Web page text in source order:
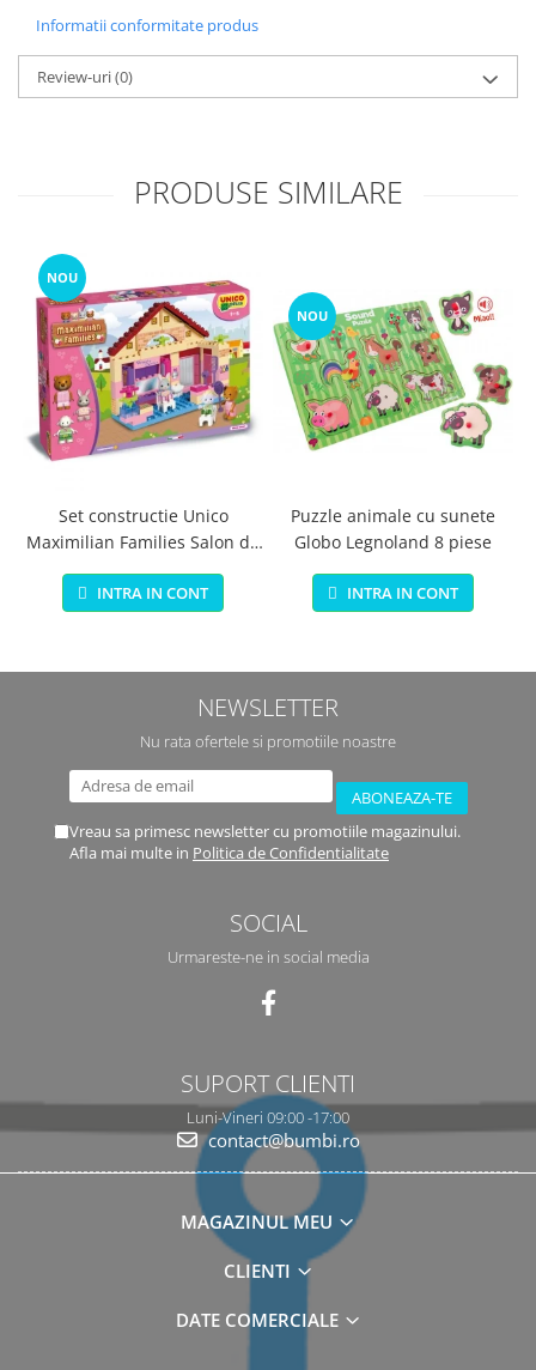
Informatii conformitate produs
Review-uri(0)
PRODUSE SIMILARE
NOU
Set constructie Unico
Maximilian Families Salon de
infrumusetare 80 piese
INTRA IN CONT
NOU
Puzzle animale cu sunete
Globo Legnoland 8 piese
INTRA IN CONT
NEWSLETTER
Nu rata ofertele si promotiile noastre
Vreau sa primesc newsletter cu promotiile magazinului.
Afla mai multe in Politica de Confidentialitate
SOCIAL
Urmareste-ne in social media
SUPORT CLIENTI
Luni-Vineri 09:00 -17:00
contact@bumbi.ro
MAGAZINUL MEU
CLIENTI
DATE COMERCIALE